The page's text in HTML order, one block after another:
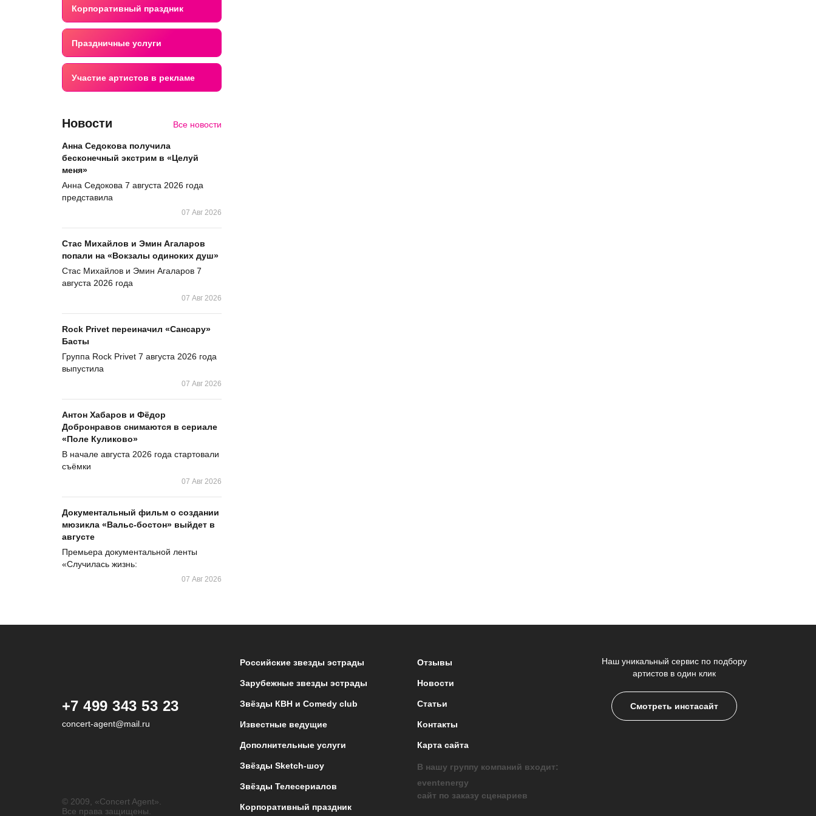
Корпоративный праздник
Праздничные услуги
Участие артистов в рекламе
Новости Все новости
Анна Седокова получила
бесконечный экстрим в «Целуй
меня»
Анна Седокова 7 августа 2026 года
представила
07 Авг 2026
Стас Михайлов и Эмин Агаларов
попали на «Вокзалы одиноких душ»
Стас Михайлов и Эмин Агаларов 7
августа 2026 года
07 Авг 2026
Rock Privet переиначил «Сансару»
Басты
Группа Rock Privet 7 августа 2026 года
выпустила
07 Авг 2026
Антон Хабаров и Фёдор
Добронравов снимаются в сериале
«Поле Куликово»
В начале августа 2026 года стартовали
съёмки
07 Авг 2026
Документальный фильм о создании
мюзикла «Вальс-бостон» выйдет в
августе
Премьера документальной ленты
«Случилась жизнь:
07 Авг 2026
+7 499 343 53 23
concert-agent@mail.ru
© 2009, «Concert Agent».
Все права защищены.
Российские звезды эстрады
Зарубежные звезды эстрады
Звёзды КВН и Comedy club
Известные ведущие
Дополнительные услуги
Звёзды Sketch-шоу
Звёзды Телесериалов
Корпоративный праздник
Отзывы
Новости
Статьи
Контакты
Карта сайта
Наш уникальный сервис по подбору
артистов в один клик
Смотреть инстасайт
В нашу группу компаний входит:
eventenergy
сайт по заказу сценариев